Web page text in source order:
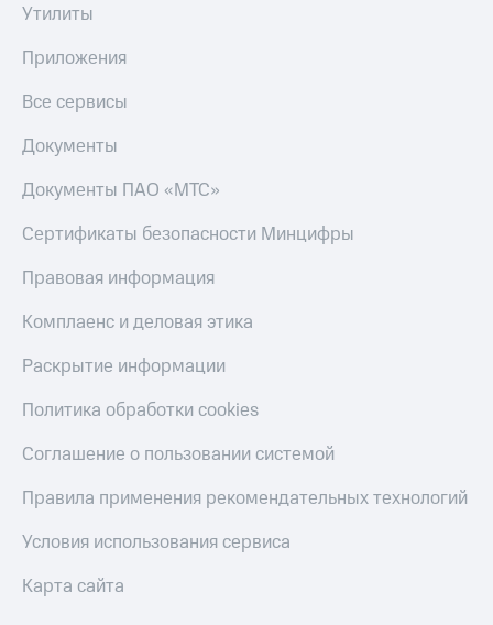
Утилиты
Приложения
Все сервисы
Документы
Документы ПАО «МТС»
Сертификаты безопасности Минцифры
Правовая информация
Комплаенс и деловая этика
Раскрытие информации
Политика обработки cookies
Соглашение о пользовании системой
Правила применения рекомендательных технологий
Условия использования сервиса
Карта сайта